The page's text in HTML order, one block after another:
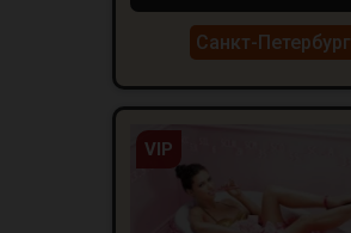
Санкт-Петербург
VIP